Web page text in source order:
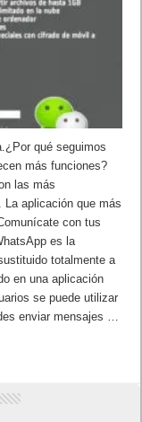
qué seguimos
más funciones?
las más
La aplicación que más
con tus
es la
totalmente a
en una aplicación
se puede utilizar
enviar mensajes …